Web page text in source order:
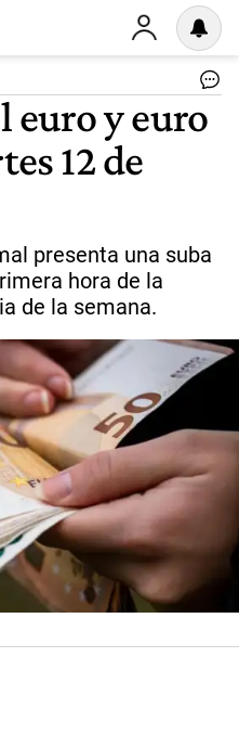
euro y euro
12 de
presenta una suba
hora de la
de la semana.